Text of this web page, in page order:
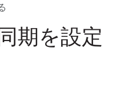
期を設定